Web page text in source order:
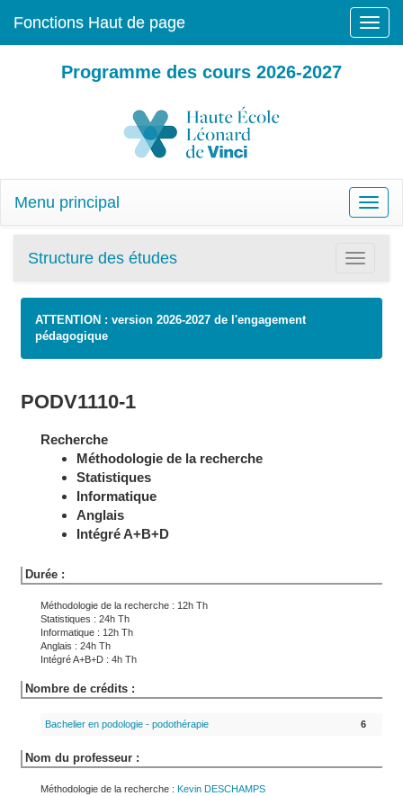
Toggle
Fonctions Haut de page
Programme des cours 2026-2027
Toggle
Menu principal
Toggle
Structure des études
ATTENTION : version 2026-2027 de l'engagement
pédagogique
PODV1110-1
Recherche
Méthodologie de la recherche
Statistiques
Informatique
Anglais
Intégré A+B+D
Durée :
Méthodologie de la recherche : 12h Th
Statistiques : 24h Th
Informatique : 12h Th
Anglais : 24h Th
Intégré A+B+D : 4h Th
Nombre de crédits :
Bachelier en podologie - podothérapie 6
Nom du professeur :
Méthodologie de la recherche : Kevin DESCHAMPS